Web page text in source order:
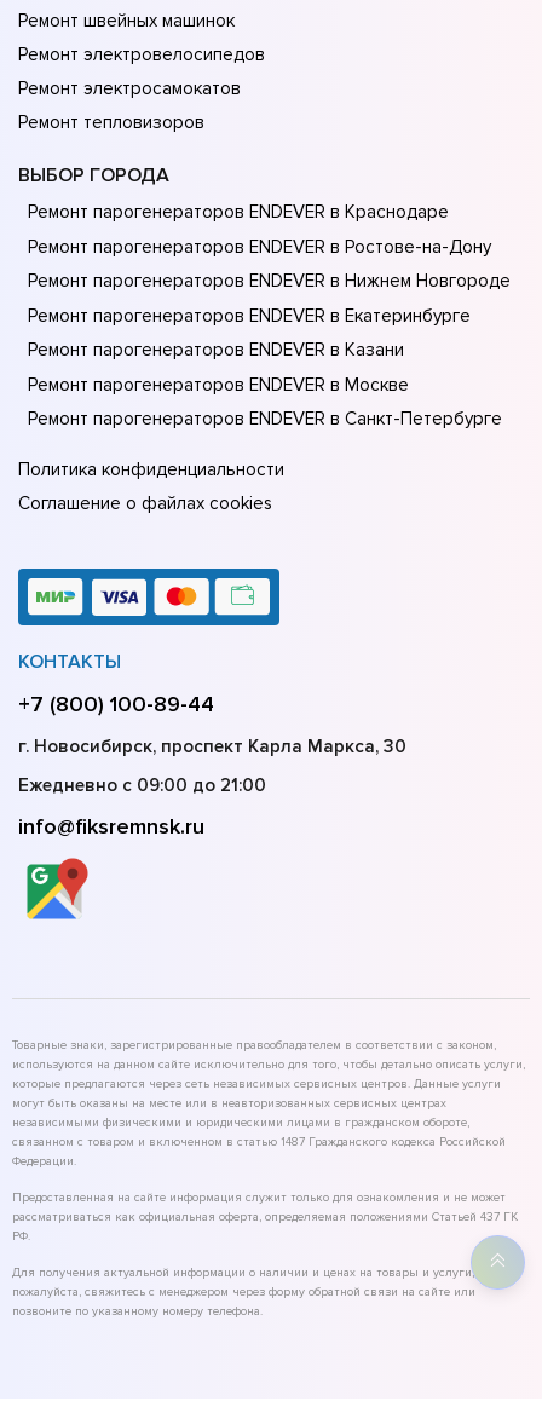
Ремонт швейных машинок
Ремонт электровелосипедов
Ремонт электросамокатов
Ремонт тепловизоров
ВЫБОР ГОРОДА
Ремонт парогенераторов ENDEVER в Краснодаре
Ремонт парогенераторов ENDEVER в Ростове-на-Донy
Ремонт парогенераторов ENDEVER в Нижнем Новгороде
Ремонт парогенераторов ENDEVER в Екатеринбурге
Ремонт парогенераторов ENDEVER в Казани
Ремонт парогенераторов ENDEVER в Москве
Ремонт парогенераторов ENDEVER в Санкт-Петербурге
Политика конфиденциальности
Соглашение о файлах cookies
КОНТАКТЫ
+7 (800) 100-89-44
г. Новосибирск, проспект Карла Маркса, 30
Ежедневно с 09:00 до 21:00
info@fiksremnsk.ru
Товарные знаки, зарегистрированные правообладателем в соответствии с законом,
используются на данном сайте исключительно для того, чтобы детально описать услуги,
которые предлагаются через сеть независимых сервисных центров. Данные услуги
могут быть оказаны на месте или в неавторизованных сервисных центрах
независимыми физическими и юридическими лицами в гражданском обороте,
связанном с товаром и включенном в статью 1487 Гражданского кодекса Российской
Федерации.
Предоставленная на сайте информация служит только для ознакомления и не может
рассматриваться как официальная оферта, определяемая положениями Статьей 437 ГК
РФ.
Для получения актуальной информации о наличии и ценах на товары и услуги,
пожалуйста, свяжитесь с менеджером через форму обратной связи на сайте или
позвоните по указанному номеру телефона.